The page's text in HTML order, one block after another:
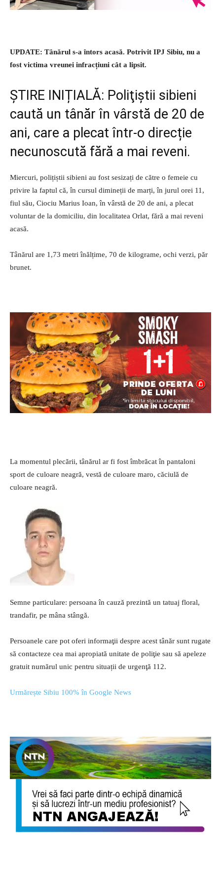
UPDATE: Tânărul s-a întors acasă. Potrivit IPJ Sibiu, nu a
fost victima vreunei infracțiuni cât a lipsit.
ȘTIRE INIȚIALĂ: Poliţiştii sibieni
caută un tânăr în vârstă de 20 de
ani, care a plecat într-o direcție
necunoscută fără a mai reveni.
Miercuri, polițiștii sibieni au fost sesizați de către o femeie cu
privire la faptul că, în cursul dimineții de marți, în jurul orei 11,
fiul său, Ciociu Marius Ioan, în vârstă de 20 de ani, a plecat
voluntar de la domiciliu, din localitatea Orlat, fără a mai reveni
acasă.
Tânărul are 1,73 metri înălțime, 70 de kilograme, ochi verzi, păr
brunet.
La momentul plecării, tânărul ar fi fost îmbrăcat în pantaloni
sport de culoare neagră, vestă de culoare maro, căciulă de
culoare neagră.
Semne particulare: persoana în cauză prezintă un tatuaj floral,
trandafir, pe mâna stângă.
Persoanele care pot oferi informaţii despre acest tânăr sunt rugate
să contacteze cea mai apropiată unitate de poliţie sau să apeleze
gratuit numărul unic pentru situații de urgenţă 112.
Urmărește Sibiu 100% în Google News